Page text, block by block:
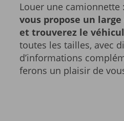
Louer une
vous propose un
et trouverez le
toutes les tailles, avec
d’informations
ferons un plaisir de